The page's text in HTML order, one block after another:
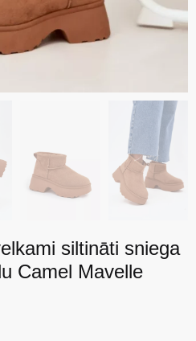
siltināti sniega
Camel Mavelle